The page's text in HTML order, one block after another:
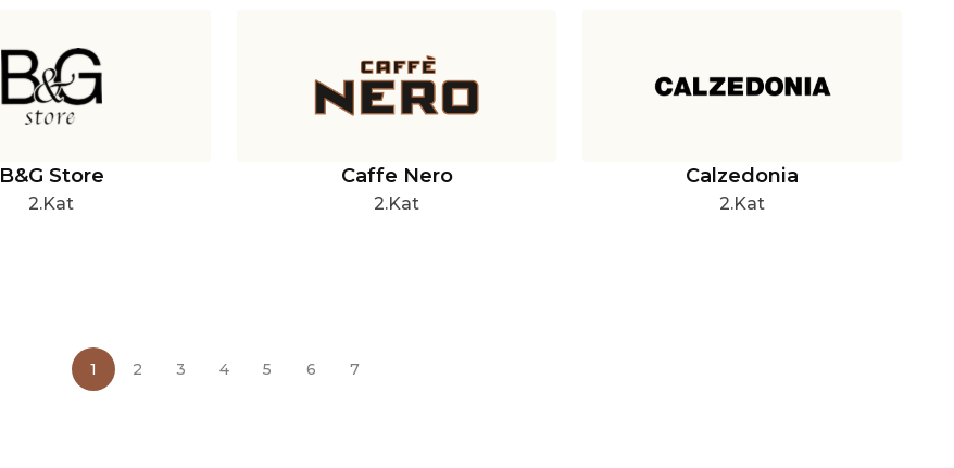
B&G Store
2.Kat
Caffe Nero
2.Kat
Calzedonia
2.Kat
1 2 3 4 5 6 7